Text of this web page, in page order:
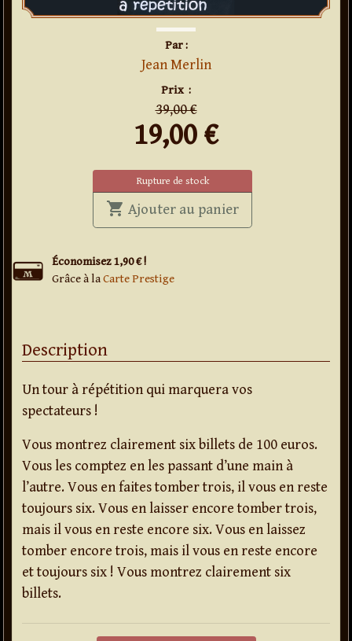
Par :
Jean Merlin
Prix en
:
39,00 €
19,00 €
Économisez 1,90 € !
Grâce à laCarte Prestige
Rupture de stock
shopping_cart Ajouter au panier' . Les 6 billets à
Description
Un tour à répétition qui marquera vos
spectateurs !
Vous montrez clairement six billets de 100 euros.
Vous les comptez en les passant d’une main à
l’autre. Vous en faites tomber trois, il vous en reste
toujours six. Vous en laisser encore tomber trois,
mais il vous en reste encore six. Vous en laissez
tomber encore trois, mais il vous en reste encore
et toujours six ! Vous montrez clairement six
billets.